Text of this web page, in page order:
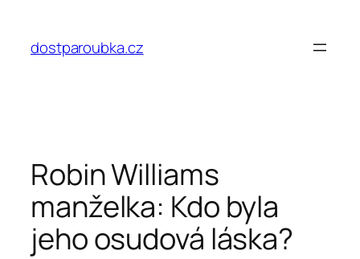
obsahdostparoubka.cz
Robin Williams
manželka: Kdo byla
jeho osudová láska?